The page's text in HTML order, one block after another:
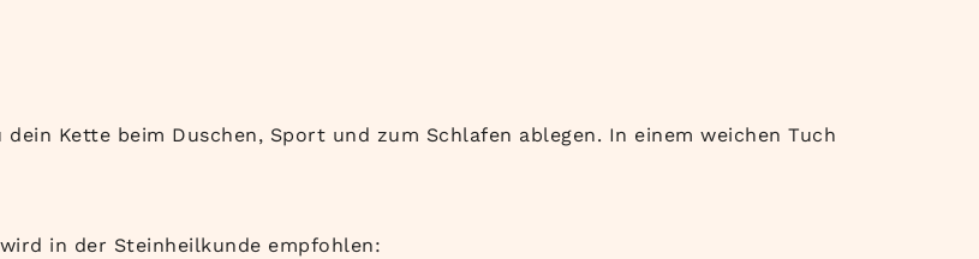
Kette beim Duschen, Sport und zum Schlafen ablegen. In einem weichen Tuch
in der Steinheilkunde empfohlen: